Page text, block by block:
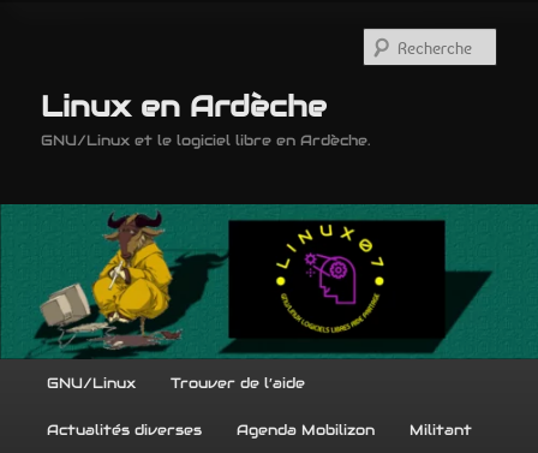
secondaireLinux en Ardèche
GNU/Linux et le logiciel libre en Ardèche.
GNU/Linux Trouver de l’aide
Actualités diverses Agenda Mobilizon Militant